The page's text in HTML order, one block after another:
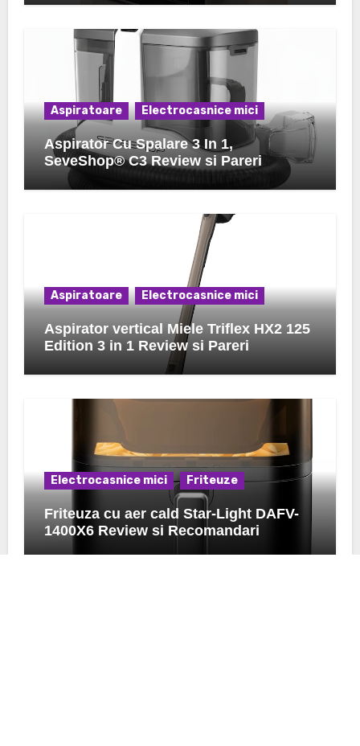
Aspiratoare Electrocasnice mici
Aspirator Cu Spalare 3 In 1,
SeveShop® C3 Review si Pareri
Aspiratoare Electrocasnice mici
Aspirator vertical Miele Triflex HX2 125
Edition 3 in 1 Review si Pareri
Electrocasnice mici Friteuze
Friteuza cu aer cald Star-Light DAFV-
1400X6 Review si Recomandari